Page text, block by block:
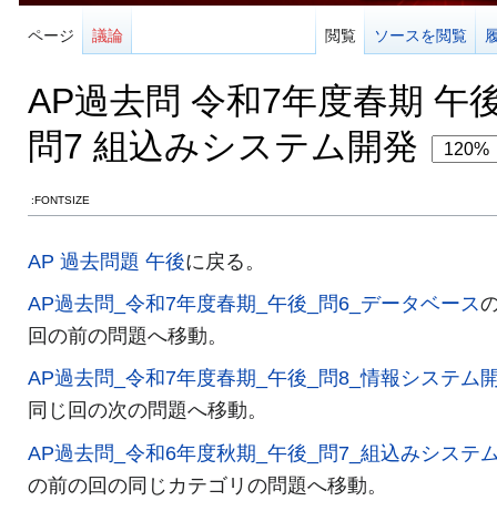
ページ 議論 閲覧 ソースを閲覧
AP過去問 令和7年度春期 午
問7 組込みシステム開発
:FONTSIZE
AP 過去問題 午後に戻る。
AP過去問_令和7年度春期_午後_問6_データベース
回の前の問題へ移動。
AP過去問_令和7年度春期_午後_問8_情報システム
同じ回の次の問題へ移動。
AP過去問_令和6年度秋期_午後_問7_組込みシステ
の前の回の同じカテゴリの問題へ移動。